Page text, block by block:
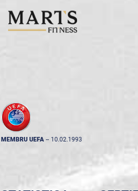
MEMBRU UEFA -- 10.02.1993